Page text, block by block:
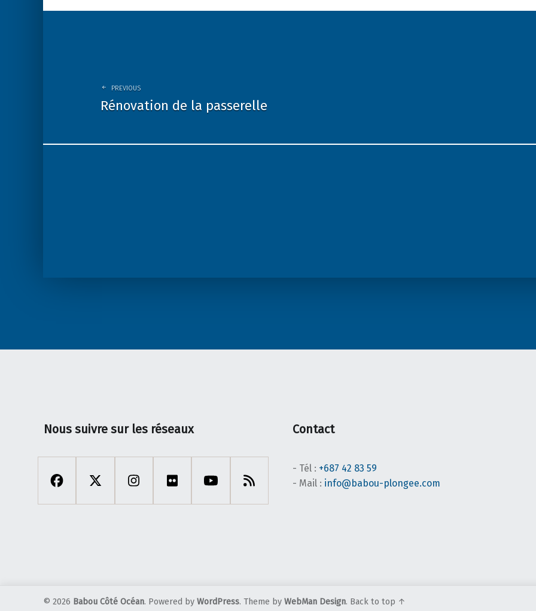
PREVIOUS
Rénovation de la passerelle
Nous suivre sur les réseaux Contact
- Tél : +687 42 83 59
- Mail : info@babou-plongee.com
© 2026 Babou Côté Océan. Powered by WordPress. Theme by WebMan Design. Back to top ↑